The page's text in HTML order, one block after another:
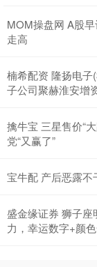
MOM操盘网 A股
走高
楠希配资 隆扬电子
子公司聚赫淮安增
擒牛宝 三星售价“
党“又赢了”
宝牛配 产后恶露不
盛金缘证券 狮子
力，幸运数字+颜